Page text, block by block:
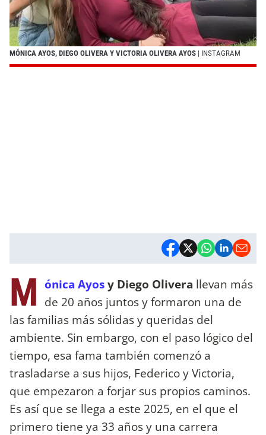
MÓNICA AYOS, DIEGO OLIVERA Y VICTORIA OLIVERA AYOS | INSTAGRAM
M ónica Ayosy Diego Olivera llevan más
de 20 años juntos y formaron una de
las familias más sólidas y queridas del
ambiente. Sin embargo, con el paso lógico del
tiempo, esa fama también comenzó a
trasladarse a sus hijos, Federico y Victoria,
que empezaron a forjar sus propios caminos.
Es así que se llega a este 2025, en el que el
primero tiene ya 33 años y una carrera